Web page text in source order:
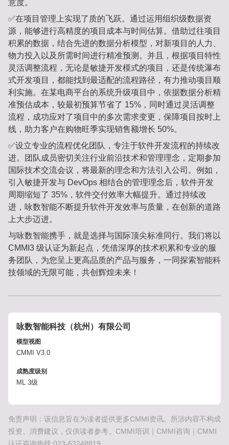
意度。
✅在项目管理上实现了质的飞跃。通过运用组织级数据资
源，能够进行高精度的项目成本与时间估算。借助过往项目
积累的数据，结合先进的数据分析模型，对新项目的人力、
物力投入以及所需时间进行精准预测。并且，根据项目特性
灵活调整流程，无论是敏捷开发模式的项目，还是传统瀑布
式开发项目，都能找到最适配的流程路径，有力推动项目顺
利实施。在某电商平台的系统升级项目中，依据数据分析精
准预估成本，较最初预算节省了 15%，同时通过灵活调整
流程，成功应对了项目中的多次需求变更，保障项目按时上
线，助力客户在购物旺季实现销售额增长 50%。
✅设立专业的流程优化团队，专注于软件开发流程的持续改
进。团队成员密切关注行业前沿技术和管理理念，定期参加
国际技术交流会议，将最新的理念和方法引入公司。例如，
引入敏捷开发与 DevOps 相结合的管理理念后，软件开发
周期缩短了 35%，软件交付效率大幅提升。通过持续改
进，咏数智能不断提升软件开发效率与质量，在创新的道路
上大步迈进。
与咏数智能携手，就是选择与国际顶尖标准同行。我们将以
CMMI3 级认证为新起点，凭借深厚的技术积累和专业的服
务团队，为您呈上更高品质的产品与服务，一同探索智能科
技领域的无限可能，共创辉煌未来！
咏数智能科技（杭州）有限公司
模型视图
CMMI V3.0
成熟度级别
ML 3级
免责声明：该信息旨在为读者提供更多CMMI资讯。所涉内容不构成
投资、消费建议，仅供读者参考。CMMI培训｜CMMI咨询｜CMMI
认证咨询热线:023-63248819